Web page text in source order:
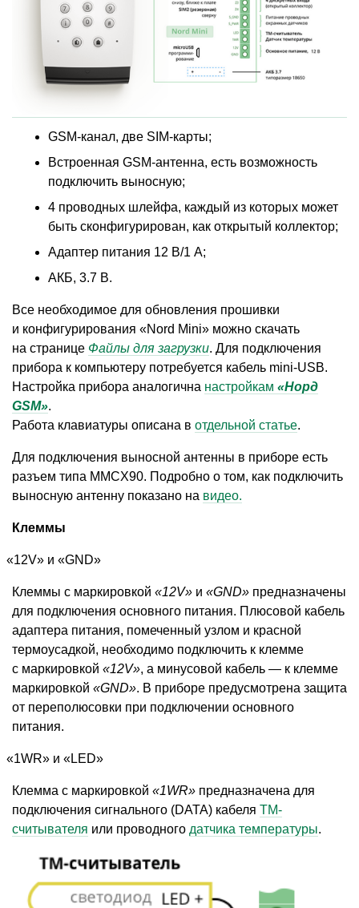
GSM-канал, две SIM-карты;
Встроенная GSM-антенна, есть возможность
подключить выносную;
4 проводных шлейфа, каждый из которых может
быть сконфигурирован, как открытый коллектор;
Адаптер питания 12 В/1 А;
АКБ, 3.7 В.
Все необходимое для обновления прошивки
и конфигурирования «Nord Mini» можно скачать
на странице Файлы для загрузки. Для подключения
прибора к компьютеру потребуется кабель mini-USB.
Настройка прибора аналогична настройкам «Норд
GSM».
Работа клавиатуры описана в отдельной статье.
Для подключения выносной антенны в приборе есть
разъем типа MMCX90. Подробно о том, как подключить
выносную антенну показано на видео.
Клеммы
«12V» и «GND»
Клеммы с маркировкой «12V» и «GND» предназначены
для подключения основного питания. Плюсовой кабель
адаптера питания, помеченный узлом и красной
термоусадкой, необходимо подключить к клемме
с маркировкой «12V», а минусовой кабель — к клемме
маркировкой «GND». В приборе предусмотрена защита
от переполюсовки при подключении основного
питания.
«1WR» и «LED»
Клемма с маркировкой «1WR» предназначена для
подключения сигнального (DATA) кабеля ТМ-
считывателя или проводного датчика температуры.